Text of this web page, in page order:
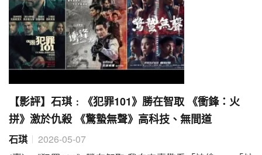
【影評】石琪﹕《犯罪101》勝在智取 《衝鋒：火
拼》激於仇殺 《驚蟄無聲》高科技、無間道
石琪
2026-05-07